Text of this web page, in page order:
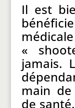
Il est
«
jamais.
main de
de